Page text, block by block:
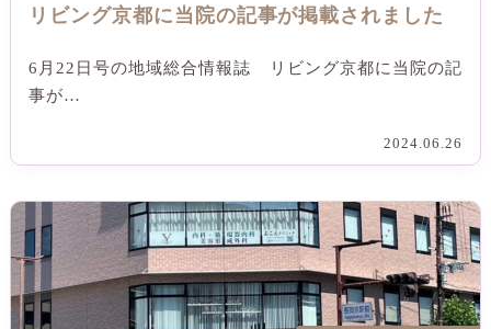
リビング京都に当院の記事が掲載されました
6月22日号の地域総合情報誌 リビング京都に当院の記
事が…
2024.06.26